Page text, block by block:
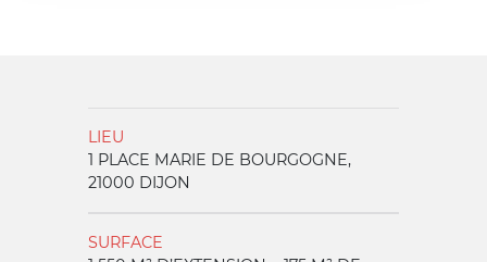
LIEU
1 PLACE MARIE DE BOURGOGNE,
21000 DIJON
SURFACE